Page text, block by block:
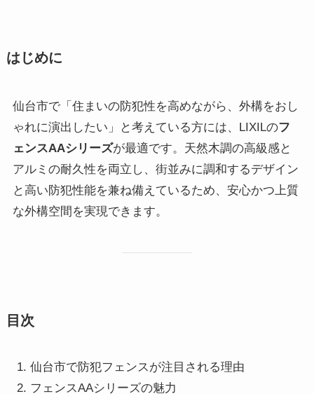
はじめに
仙台市で「住まいの防犯性を高めながら、外構をおし
ゃれに演出したい」と考えている方には、LIXILのフ
ェンスAAシリーズが最適です。天然木調の高級感と
アルミの耐久性を両立し、街並みに調和するデザイン
と高い防犯性能を兼ね備えているため、安心かつ上質
な外構空間を実現できます。
目次
仙台市で防犯フェンスが注目される理由
フェンスAAシリーズの魅力